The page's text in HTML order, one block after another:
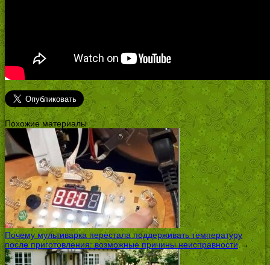
Похожие материалы
Почему мультиварка перестала поддерживать температуру
после приготовления: возможные причины неисправности→